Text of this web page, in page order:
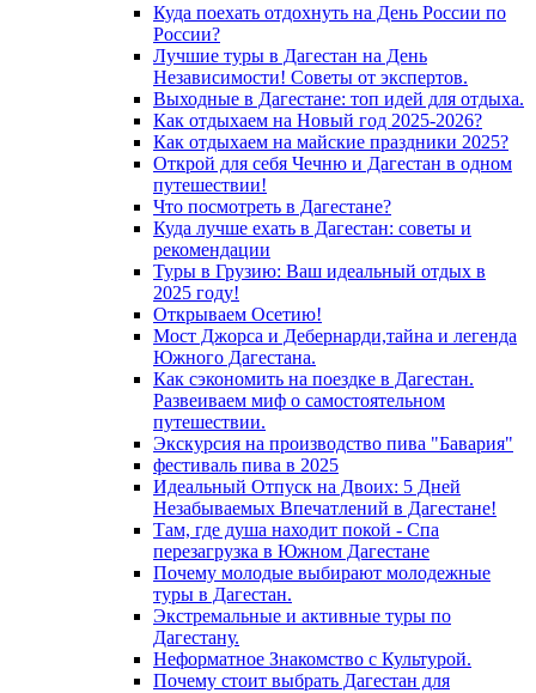
Куда поехать отдохнуть на День России по
России?
Лучшие туры в Дагестан на День
Независимости! Советы от экспертов.
Выходные в Дагестане: топ идей для отдыха.
Как отдыхаем на Новый год 2025-2026?
Как отдыхаем на майские праздники 2025?
Открой для себя Чечню и Дагестан в одном
путешествии!
Что посмотреть в Дагестане?
Куда лучше ехать в Дагестан: советы и
рекомендации
Туры в Грузию: Ваш идеальный отдых в
2025 году!
Открываем Осетию!
Мост Джорса и Дебернарди,тайна и легенда
Южного Дагестана.
Как сэкономить на поездке в Дагестан.
Развеиваем миф о самостоятельном
путешествии.
Экскурсия на производство пива "Бавария"
фестиваль пива в 2025
Идеальный Отпуск на Двоих: 5 Дней
Незабываемых Впечатлений в Дагестане!
Там, где душа находит покой - Спа
перезагрузка в Южном Дагестане
Почему молодые выбирают молодежные
туры в Дагестан.
Экстремальные и активные туры по
Дагестану.
Неформатное Знакомство с Культурой.
Почему стоит выбрать Дагестан для